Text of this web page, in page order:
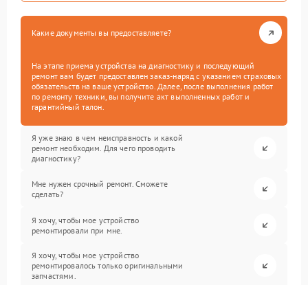
Какие документы вы предоставляете?
На этапе приема устройства на диагностику и последующий
ремонт вам будет предоставлен заказ-наряд с указанием страховых
обязательств на ваше устройство. Далее, после выполнения работ
по ремонту техники, вы получите акт выполненных работ и
гарантийный талон.
Я уже знаю в чем неисправность и какой
ремонт необходим. Для чего проводить
диагностику?
Мне нужен срочный ремонт. Сможете
сделать?
Я хочу, чтобы мое устройство
ремонтировали при мне.
Я хочу, чтобы мое устройство
ремонтировалось только оригинальными
запчастями.